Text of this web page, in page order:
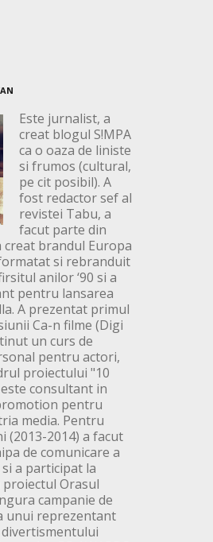
Este jurnalist, a
creat blogul S!MPA
ca o oaza de liniste
si frumos (cultural,
pe cit posibil). A
fost redactor sef al
revistei Tabu, a
facut parte din
creat brandul Europa
si rebranduit
anilor ‘90 si a
pentru lansarea
A prezentat primul
Ca-n filme (Digi
un curs de
pentru actori,
proiectului "10
consultant in
pentru
media. Pentru
(2013-2014) a facut
de comunicare a
a participat la
Orasul
campanie de
unui reprezentant